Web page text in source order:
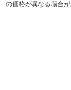
の価格が異なる場合